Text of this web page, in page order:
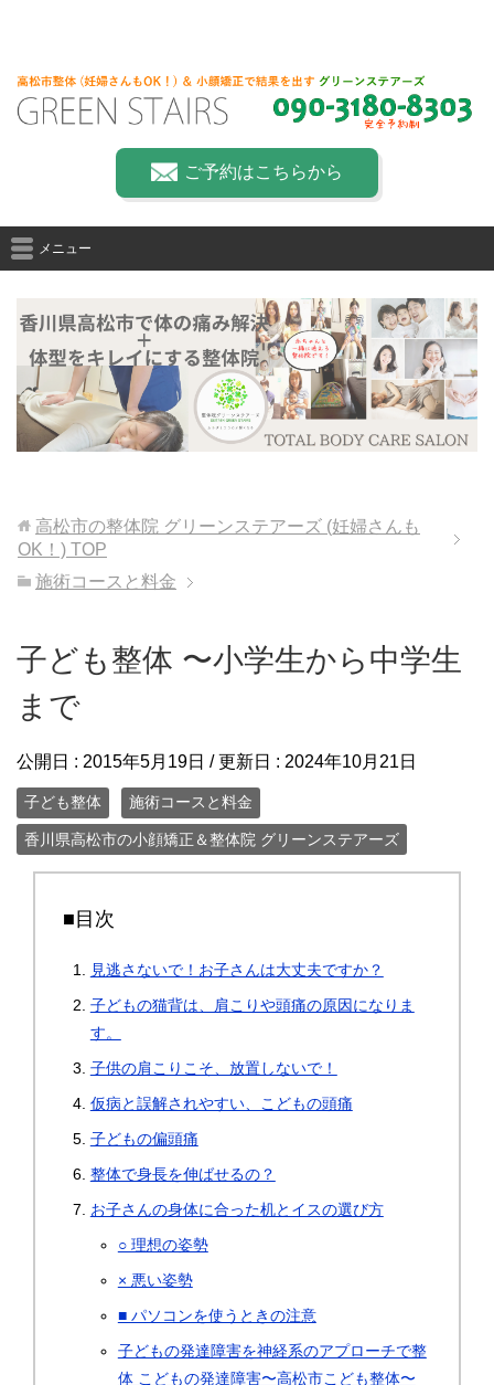
ご予約はこちらから
メニュー
高松市の整体院 グリーンステアーズ (妊婦さんも
OK！) TOP
施術コースと料金
子ども整体 〜小学生から中学生
まで
公開日 : 2015年5月19日 / 更新日 : 2024年10月21日
子ども整体 施術コースと料金
香川県高松市の小顔矯正＆整体院 グリーンステアーズ
■目次
見逃さないで！お子さんは大丈夫ですか？
子どもの猫背は、肩こりや頭痛の原因になりま
す。
子供の肩こりこそ、放置しないで！
仮病と誤解されやすい、こどもの頭痛
子どもの偏頭痛
整体で身長を伸ばせるの？
お子さんの身体に合った机とイスの選び方
○ 理想の姿勢
× 悪い姿勢
■ パソコンを使うときの注意
子どもの発達障害を神経系のアプローチで整
体 こどもの発達障害〜高松市こども整体〜